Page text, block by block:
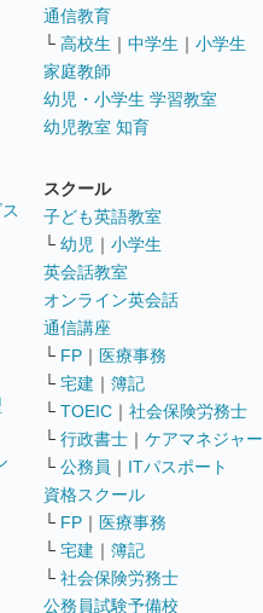
通信教育
└ 高校生 ｜ 中学生 ｜ 小学生
家庭教師
幼児・小学生 学習教室
幼児教室 知育
スクール
子ども英語教室
└ 幼児 ｜ 小学生
英会話教室
オンライン英会話
通信講座
└ FP ｜ 医療事務
└ 宅建 ｜ 簿記
└ TOEIC ｜ 社会保険労務士
└ 行政書士 ｜ ケアマネジャー
└ 公務員 ｜ ITパスポート
資格スクール
└ FP ｜ 医療事務
└ 宅建 ｜ 簿記
└ 社会保険労務士
公務員試験予備校